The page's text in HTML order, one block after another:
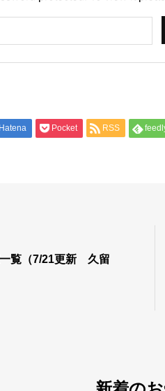
Hatena Pocket RSS
覧（7/21更新 久留